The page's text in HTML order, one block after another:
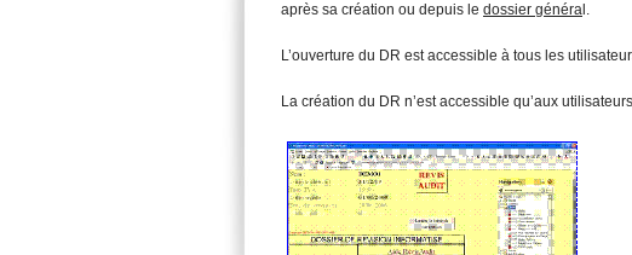
après sa création ou depuis le dossier généra l.
L’ouverture du DR est accessible à tous les
La création du DR n’est accessible qu’aux